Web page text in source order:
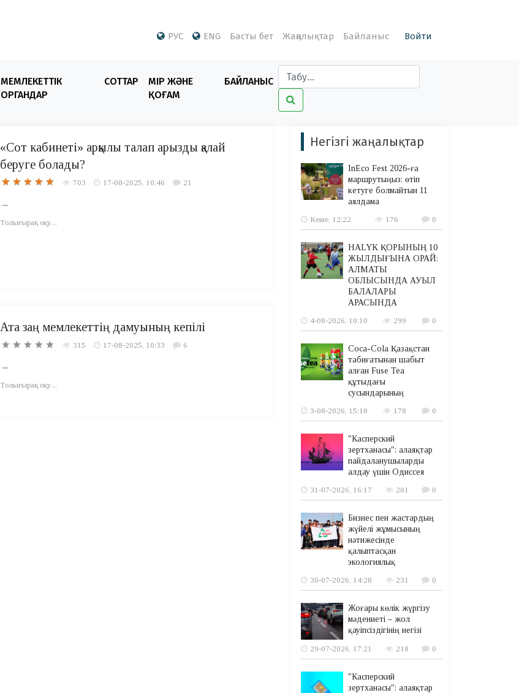
РУС ENG Басты бет Жаңалықтар Байланыс Войти
МЕМЛЕКЕТТІК
ОРГАНДАР
СОТТАР
ӨМІР ЖӘНЕ
ҚОҒАМ
БАЙЛАНЫС
«Сот кабинеті» арқылы талап арызды қалай
беруге болады?
703 17-08-2025, 10:46 21
...
Толығырақ оқу...
Ата заң мемлекеттің дамуының кепілі
315 17-08-2025, 10:33 6
...
Толығырақ оқу...
Негізгі жаңалықтар
InEco Fest 2026-ға
маршрутыңыз: өтіп
кетуге болмайтын 11
аялдама
Кеше, 12:22
176 0
HALYK ҚОРЫНЫҢ 10
ЖЫЛДЫҒЫНА ОРАЙ:
АЛМАТЫ
ОБЛЫСЫНДА АУЫЛ
БАЛАЛАРЫ
АРАСЫНДА
4-08-2026, 10:10
299 0
Coca-Cola Қазақстан
табиғатынан шабыт
алған Fuse Tea
құтыдағы
сусындарының
3-08-2026, 15:18
178 0
"Касперский
зертханасы": алаяқтар
пайдаланушыларды
алдау үшін Одиссея
31-07-2026, 16:17
281 0
Бизнес пен жастардың
жүйелі жұмысының
нәтижесінде
қалыптасқан
экологиялық
30-07-2026, 14:28
231 0
Жоғары көлік жүргізу
мәдениеті – жол
қауіпсіздігінің негізі
29-07-2026, 17:21
218 0
"Касперский
зертханасы": алаяқтар